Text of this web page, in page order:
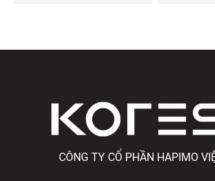
CÔNG TY CỔ PHẦN HAPIMO